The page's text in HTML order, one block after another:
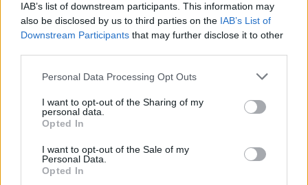
IAB’s list of downstream participants. This information may
also be disclosed by us to third parties on the IAB’s List of
Downstream Participants that may further disclose it to other
Personal Data Processing Opt Outs
I want to opt-out of the Sharing of my
personal data.
Opted In
I want to opt-out of the Sale of my
Personal Data.
Opted In
– Ajánlom is, mert Gábor odafentről figyel, ebben biztos
lehetsz.
Nem vagyok menyasszonya senkinek. A vőlegényem
meghalt, te meg ne beszélj baromságokat.
A húgom megfordul, kimereszti a szemét, és látszik rajta,
hogy valami nem stimmel nála. Lehet, hogy beszedett